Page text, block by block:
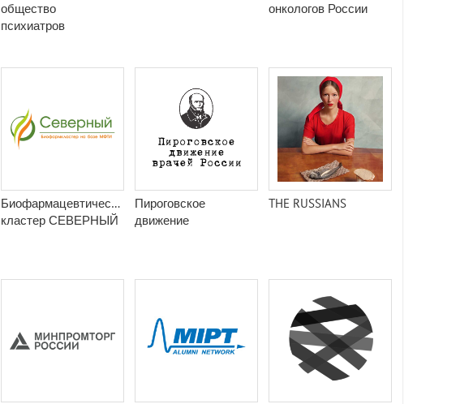
общество
психиатров
онкологов России
Биофармацевтический
кластер СЕВЕРНЫЙ
Пироговское
движение
THE RUSSIANS